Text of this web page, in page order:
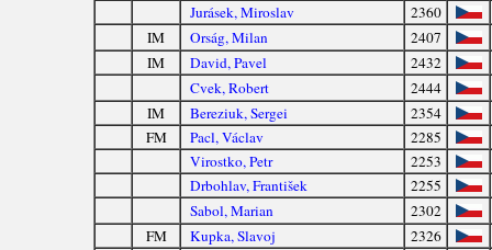
Jurásek, Miroslav
2360
IM
Orság, Milan
2407
IM
David, Pavel
2432
Cvek, Robert
2444
IM
Bereziuk, Sergei
2354
FM
Pacl, Václav
2285
Virostko, Petr
2253
Drbohlav, František
2255
Sabol, Marian
2302
FM
Kupka, Slavoj
2326